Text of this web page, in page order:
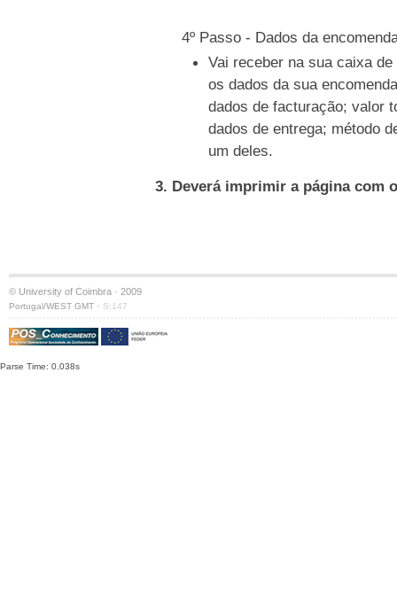
4º Passo - Dados da
Vai receber na sua caixa
os dados da sua
dados de facturação; valor
dados de entrega; método
um deles.
3. Deverá imprimir a página com
© University of Coimbra · 2009
Portugal/WEST GMT · S:147
Parse Time: 0.038s